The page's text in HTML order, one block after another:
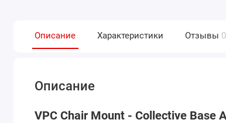
Описание Характеристики Отзывы 0
Описание
VPC Chair Mount - Collective Base